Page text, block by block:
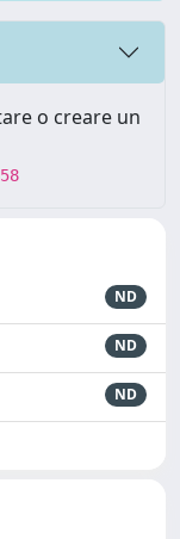
o creare un
ND
ND
ND